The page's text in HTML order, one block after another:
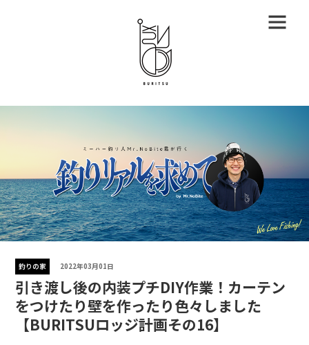
釣りの家 2022年03月01日
引き渡し後の内装プチDIY作業！カーテン
をつけたり壁を作ったり色々しました
【BURITSUロッジ計画その16】